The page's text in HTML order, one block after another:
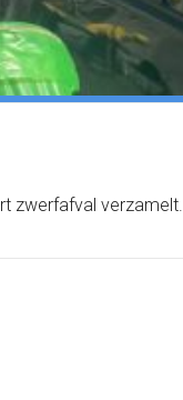
zwerfafval verzamelt.